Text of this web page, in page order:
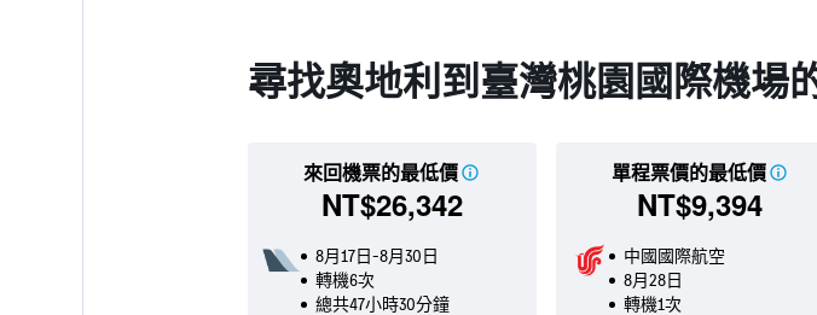
尋找奧地利到臺灣桃園國際機場
來回機票的最低價
NT$26,342
單程票價的最低價
NT$9,394
8月17日-8月30日
轉機6次
總共47小時30分鐘
中國國際航空
8月28日
轉機1次